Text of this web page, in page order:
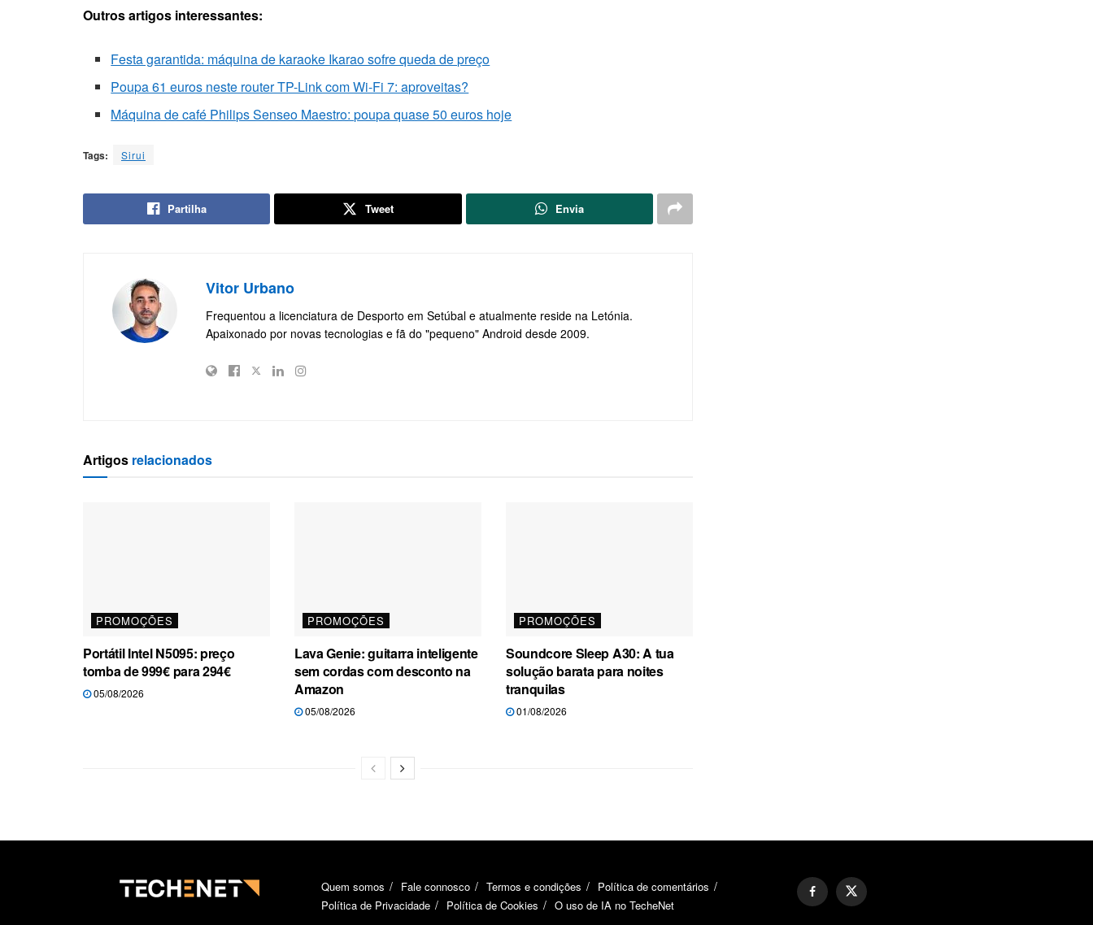
Outros artigos interessantes:
Festa garantida: máquina de karaoke Ikarao sofre queda de preço
Poupa 61 euros neste router TP-Link com Wi-Fi 7: aproveitas?
Máquina de café Philips Senseo Maestro: poupa quase 50 euros hoje
Tags: Sirui
Partilha Tweet Envia
Vitor Urbano
Frequentou a licenciatura de Desporto em Setúbal e atualmente reside na Letónia.
Apaixonado por novas tecnologias e fã do "pequeno" Android desde 2009.
Artigos relacionados
PROMOÇÕES
Portátil Intel N5095: preço
tomba de 999€ para 294€
05/08/2026
PROMOÇÕES
Lava Genie: guitarra inteligente
sem cordas com desconto na
Amazon
05/08/2026
PROMOÇÕES
Soundcore Sleep A30: A tua
solução barata para noites
tranquilas
01/08/2026
Quem somos Fale connosco Termos e condições
Política de comentários
Política de Privacidade
Política de Cookies O uso de IA no TecheNet